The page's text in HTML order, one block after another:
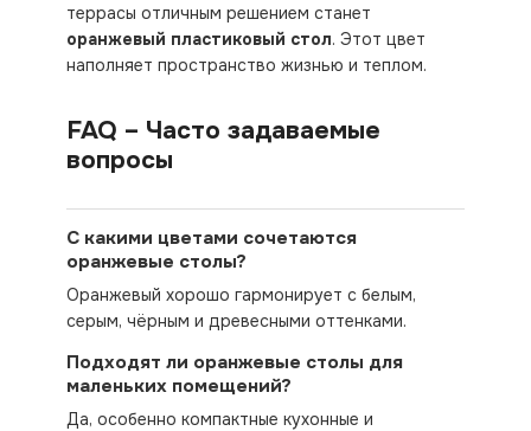
террасы отличным решением станет
оранжевый пластиковый стол. Этот цвет
наполняет пространство жизнью и теплом.
FAQ – Часто задаваемые
вопросы
С какими цветами сочетаются
оранжевые столы?
Оранжевый хорошо гармонирует с белым,
серым, чёрным и древесными оттенками.
Подходят ли оранжевые столы для
маленьких помещений?
Да, особенно компактные кухонные и